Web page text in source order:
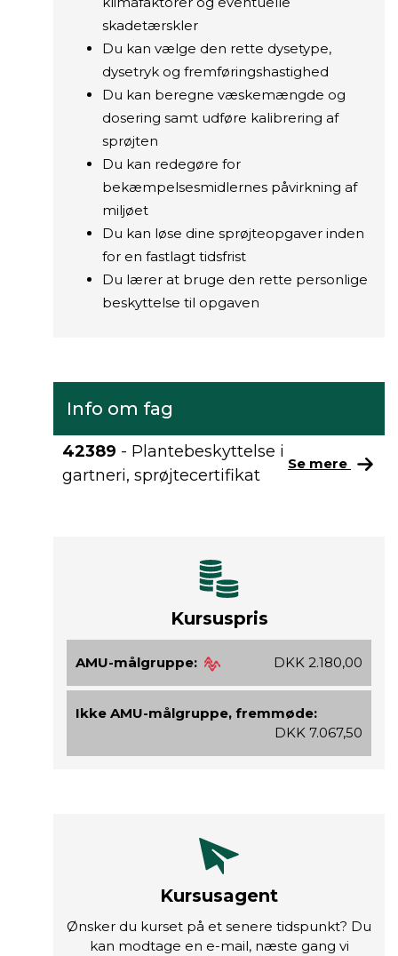
skadetærskler
Du kan vælge den rette dysetype,
dysetryk og fremføringshastighed
Du kan beregne væskemængde og
dosering samt udføre kalibrering af
sprøjten
Du kan redegøre for
bekæmpelsesmidlernes påvirkning af
miljøet
Du kan løse dine sprøjteopgaver inden
for en fastlagt tidsfrist
Du lærer at bruge den rette personlige
beskyttelse til opgaven
Info om fag
42389 - Plantebeskyttelse i
gartneri, sprøjtecertifikat
Se mere
Kursuspris
AMU-målgruppe: DKK 2.180,00
Ikke AMU-målgruppe, fremmøde:
DKK 7.067,50
Kursusagent
Ønsker du kurset på et senere tidspunkt? Du
kan modtage en e-mail, næste gang vi